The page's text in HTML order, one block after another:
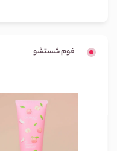
فوم شستشو